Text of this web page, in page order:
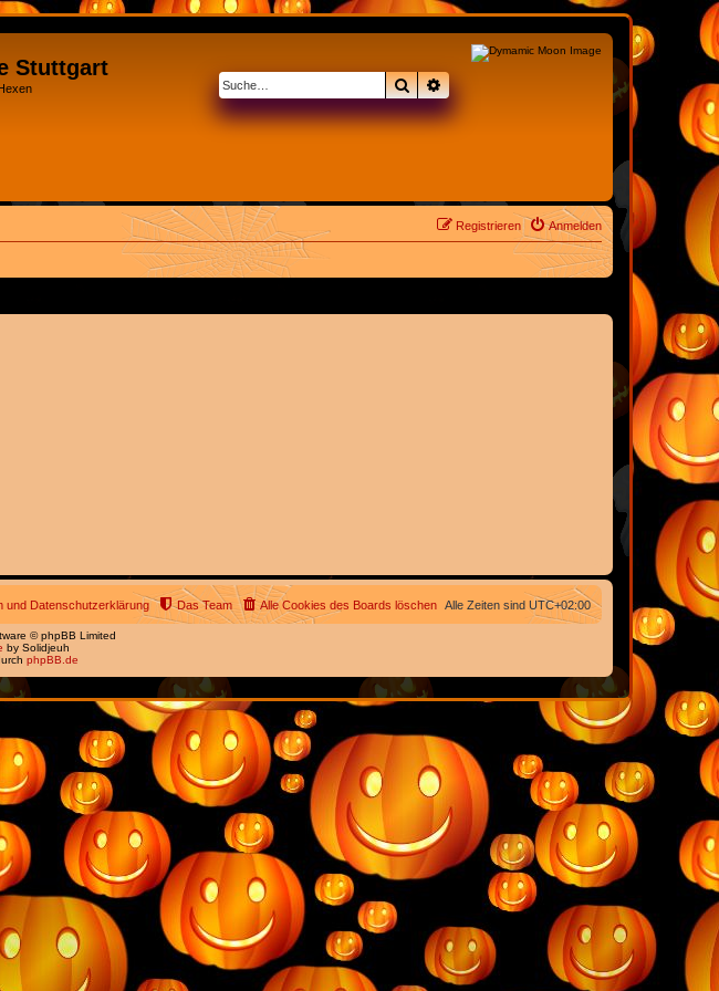
Stuttgart
SucheErweiterte Suche
Anmelden
Registrieren
Alle Zeiten sind UTC+02:00
Alle Cookies des Boards löschen
Das Team
und Datenschutzerklärung
© phpBB Limited
by Solidjeuh
phpBB.de